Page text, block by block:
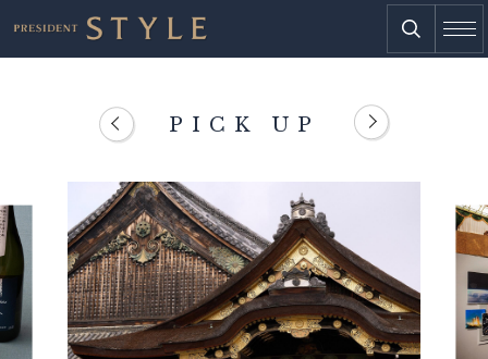
PICK UP